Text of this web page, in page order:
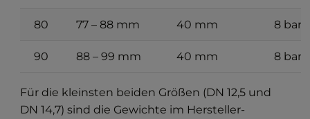
80 77 – 88 mm 40 mm 8 bar
90 88 – 99 mm 40 mm 8 bar
Für die kleinsten beiden Größen (DN 12,5 und
DN 14,7) sind die Gewichte im Hersteller-